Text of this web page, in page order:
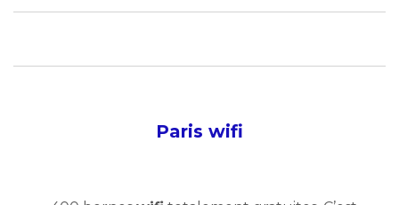
Paris wifi